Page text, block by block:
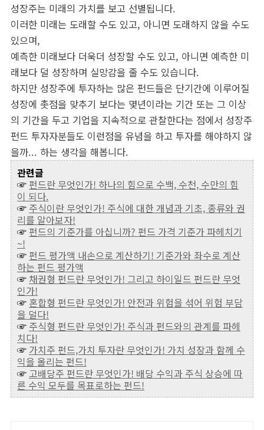
성장주는 미래의 가치를 보고 선별됩니다.
이러한 미래는 도래할 수도 있고, 아니면 도래하지 않을 수도
있으며,
예측한 미래보다 더욱더 성장할 수도 있고, 아니면 예측한 미
래보다 덜 성장하며 실망감을 줄 수도 있습니다.
하지만 성장주에 투자하는 많은 펀드들은 단기간에 이루어질
성장에 촛점을 맞추기 보다는 몇년이라는 기간 또는 그 이상
의 기간을 두고 기업을 지속적으로 관찰한다는 점에서 성장주
펀드 투자자분들도 이런점을 유념을 하고 투자를 해야하지 않
을까... 하는 생각을 해봅니다.
관련글
☞ 펀드란 무엇인가! 하나의 힘으로 수백, 수천, 수만의 힘
이 되다.
☞ 주식이란 무엇인가! 주식에 대한 개념과 기초, 종류와 권
리를 알아보자!
☞ 펀드의 기준가를 아십니까? 펀드 가격 기준가 파헤치기
~!
☞ 펀드 평가액 내손으로 계산하기! 기준가와 좌수로 계산
하는 펀드 평가액
☞ 채권형 펀드란 무엇인가! 그리고 하이일드 펀드란 무엇
인가!
☞ 혼합형 펀드란 무엇인가! 안전과 위험을 섞어 위험 부담
을 덜다!
☞ 주식형 펀드란 무엇인가! 주식과 펀드와의 관계를 파헤
치다!
☞ 가치주 펀드,가치 투자란 무엇인가! 가치 성장과 함께 수
익을 올리는 펀드!
☞ 고배당주 펀드란 무엇인가! 배당 수익과 주식 상승에 따
른 수익 모두를 목표로하는 펀드!